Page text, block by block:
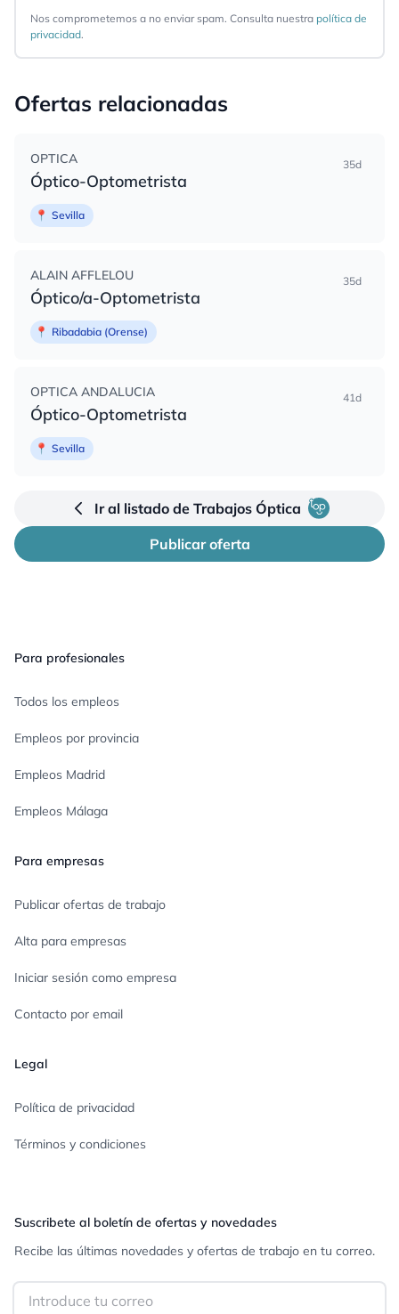
Nos comprometemos a no enviar spam. Consulta nuestra política de
privacidad.
Ofertas relacionadas
OPTICA
Óptico-Optometrista
35d
📍 Sevilla
ALAIN AFFLELOU
Óptico/a-Optometrista
35d
📍 Ribadabia (Orense)
OPTICA ANDALUCIA
Óptico-Optometrista
41d
📍 Sevilla
Ir al listado de Trabajos Óptica
Publicar oferta
Para profesionales
Todos los empleos
Empleos por provincia
Empleos Madrid
Empleos Málaga
Para empresas
Publicar ofertas de trabajo
Alta para empresas
Iniciar sesión como empresa
Contacto por email
Legal
Política de privacidad
Términos y condiciones
Suscribete al boletín de ofertas y novedades
Recibe las últimas novedades y ofertas de trabajo en tu correo.
Email